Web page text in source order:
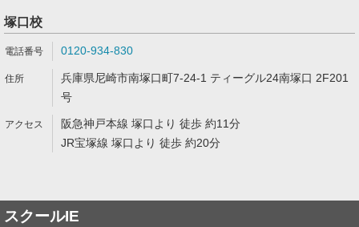
塚口校
0120-934-830
兵庫県尼崎市南塚口町7-24-1 ティーグル24南塚口 2F201
号
阪急神戸本線 塚口より 徒歩 約11分
JR宝塚線 塚口より 徒歩 約20分
スクールIE